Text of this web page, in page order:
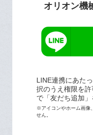
オリオン機
LINE連携にあた
択のうえ権限を
で「友だち追加」
※アイコンやホーム画像
せん。